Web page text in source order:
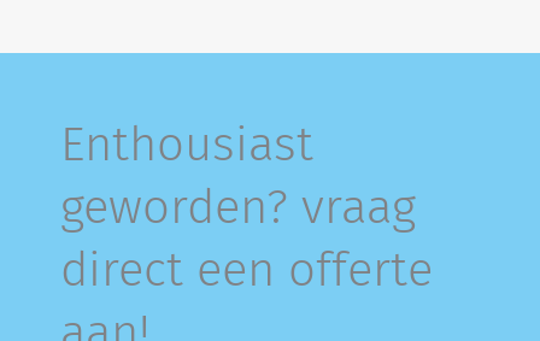
Enthousiast
geworden? vraag
direct een offerte